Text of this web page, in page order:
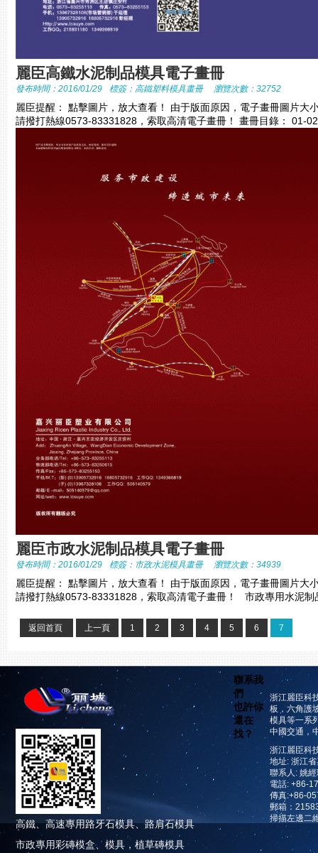
麗臣高鐵水泥制品模具電子畫冊
發布時間：2016/01/29 標簽： 高鐵塑料模具畫冊 瀏覽次數：32752
麗臣提醒： 點擊圖片，放大查看！ 由于版面原因，電子畫冊圖片
請撥打熱線0573-83331828，索取高清電子畫冊！ 畫冊目錄： 01-
麗臣市政水泥制品模具電子畫冊
發布時間：2016/01/29 標簽： 市政水泥模具畫冊 瀏覽次數：34939
麗臣提醒： 點擊圖片，放大查看！ 由于版面原因，電子畫冊圖片
請撥打熱線0573-83331828，索取高清電子畫冊！ 市政專用水泥制
返回首頁 上一頁 1 2 3 4 5 6 7
浙江麗臣科
板，六角護
模具等一系
中國交通，
聯系我
們
浙江麗臣科
地址: 浙江
聯系人: 姚
電話: +86-
傳真:+86-
郵箱：
掃描左邊二
也許你
還在
找？
高鐵、高速專用路牙石模具、路肩石模具
市政專用彩磚模盒、模具，植草磚模具